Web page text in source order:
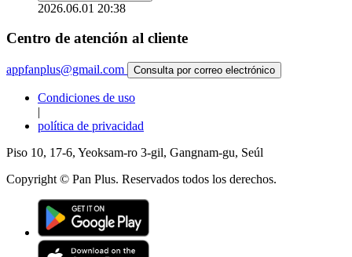
2026.06.01 20:38
Centro de atención al cliente
appfanplus@gmail.com Consulta por correo electrónico
Condiciones de uso
|
política de privacidad
Piso 10, 17-6, Yeoksam-ro 3-gil, Gangnam-gu, Seúl
Copyright © Pan Plus. Reservados todos los derechos.